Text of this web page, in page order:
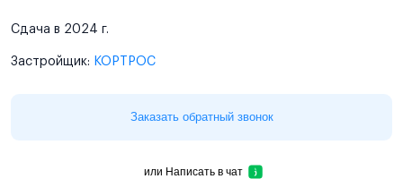
Сдача в 2024 г.
Застройщик: КОРТРОС
Заказать обратный звонок
или Написать в чат